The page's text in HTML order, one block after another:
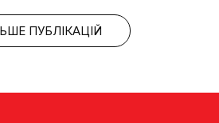
ПУБЛІКАЦІЙ